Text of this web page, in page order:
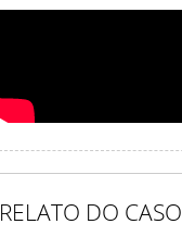
RELATO DO CASO